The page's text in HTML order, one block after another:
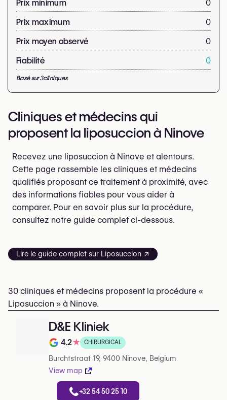
Prix minimum
0
Prix maximum
0
Prix moyen observé
0
Fiabilité
0
Basé sur3cliniques
Cliniques et médecins qui
proposent la liposuccion à Ninove
Recevez une liposuccion à Ninove et alentours.
Cette page rassemble les cliniques et médecins
qualifiés proposant ce traitement à proximité, avec
des informations fiables pour vous aider à
comparer. Pour en savoir plus sur la procédure,
consultez notre guide complet ci-dessous.
Lire le guide complet sur Liposuccion ↗
30 cliniques et médecins proposent la procédure «
Liposuccion » à Ninove.
D&E Kliniek
Note de 4.2 sur 5 sur Google
4.2★ CHIRURGICAL
Burchtstraat 19, 9400 Ninove, Belgium
View map
+32 54 50 25 10